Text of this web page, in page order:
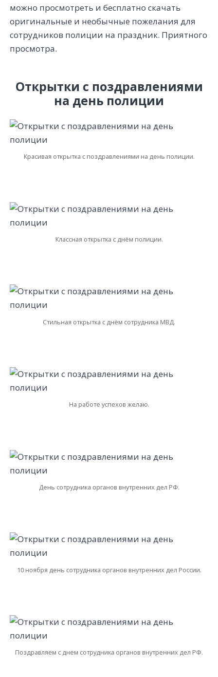
можно просмотреть и бесплатно скачать
оригинальные и необычные пожелания для
сотрудников полиции на праздник. Приятного
просмотра.
Открытки с поздравлениями
на день полиции
Красивая открытка с поздравлениями на день полиции.
Классная открытка с днём полиции.
Стильная открытка с днём сотрудника МВД.
На работе успехов желаю.
День сотрудника органов внутренних дел РФ.
10 ноября день сотрудника органов внутренних дел России.
Поздравляем с днем сотрудника органов внутренних дел РФ.